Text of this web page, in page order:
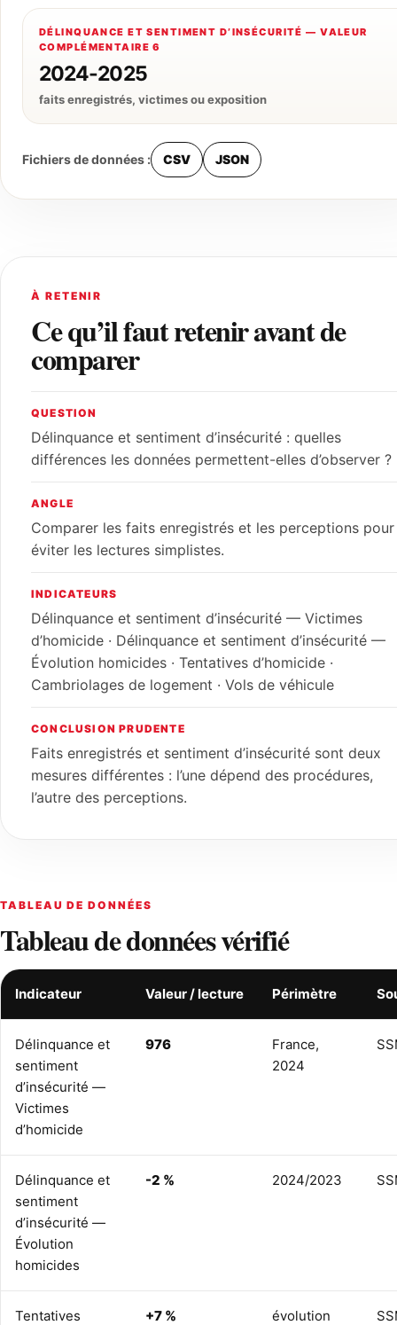
DÉLINQUANCE ET SENTIMENT D’INSÉCURITÉ — VALEUR
COMPLÉMENTAIRE 6
2024-2025
faits enregistrés, victimes ou exposition
Fichiers de données : CSV JSON
À RETENIR
Ce qu’il faut retenir avant de
comparer
QUESTION
Délinquance et sentiment d’insécurité : quelles
différences les données permettent-elles d’observer ?
ANGLE
Comparer les faits enregistrés et les perceptions pour
éviter les lectures simplistes.
INDICATEURS
Délinquance et sentiment d’insécurité — Victimes
d’homicide · Délinquance et sentiment d’insécurité —
Évolution homicides · Tentatives d’homicide ·
Cambriolages de logement · Vols de véhicule
CONCLUSION PRUDENTE
Faits enregistrés et sentiment d’insécurité sont deux
mesures différentes : l’une dépend des procédures,
l’autre des perceptions.
TABLEAU DE DONNÉES
Tableau de données vérifié
Indicateur Valeur / lecture Périmètre
Délinquance et
sentiment
d’insécurité —
Victimes
d’homicide
976
France,
2024
Délinquance et
sentiment
d’insécurité —
Évolution
homicides
-2 % 2024/2023
Tentatives
+7 %
évolution